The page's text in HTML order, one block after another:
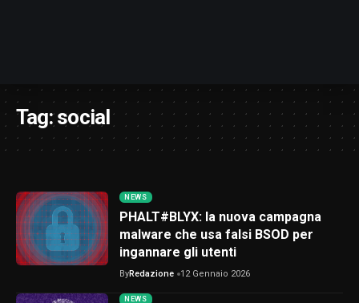
Tag:social
NEWS
PHALT#BLYX: la nuova campagna
malware che usa falsi BSOD per
ingannare gli utenti
ByRedazione 12 Gennaio 2026
NEWS